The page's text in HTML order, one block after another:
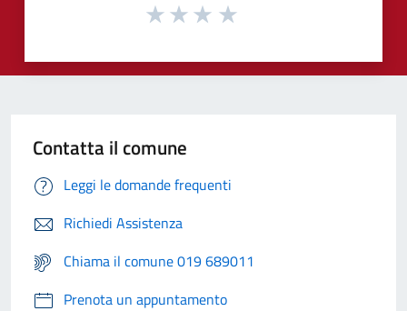
Contatta il comune
Leggi le domande frequenti
Richiedi Assistenza
Chiama il comune 019 689011
Prenota un appuntamento